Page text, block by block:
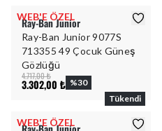
WEB'E ÖZEL
Ray-Ban Junior
Ray-Ban Junior 9077S
713355 49 Çocuk Güneş
Gözlüğü
4.717,00 ₺
3.302,00 ₺ %30
WEB'E ÖZEL
Tükendi